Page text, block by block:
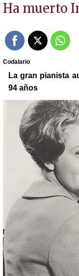
Ha muerto
Codalario
La gran pianista
94 años